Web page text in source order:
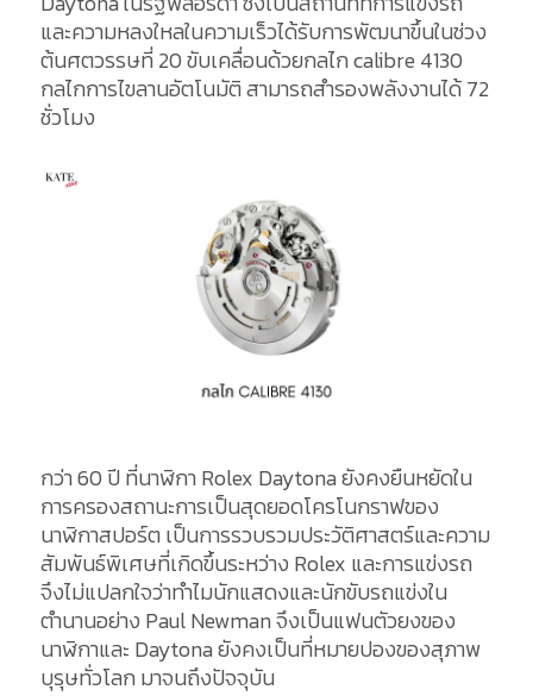
และความหลงใหลในความเร็วได้รับการพัฒนาขึ้นในช่วง
ต้นศตวรรษที่ 20 ขับเคลื่อนด้วยกลไก calibre 4130
กลไกการไขลานอัตโนมัติ สามารถสำรองพลังงานได้ 72
ชั่วโมง
กว่า 60 ปี ที่นาฬิกา Rolex Daytona ยังคงยืนหยัดใน
การครองสถานะการเป็นสุดยอดโครโนกราฟของ
นาฬิกาสปอร์ต เป็นการรวบรวมประวัติศาสตร์และความ
สัมพันธ์พิเศษที่เกิดขึ้นระหว่าง Rolex และการแข่งรถ
จึงไม่แปลกใจว่าทำไมนักแสดงและนักขับรถแข่งใน
ตำนานอย่าง Paul Newman จึงเป็นแฟนตัวยงของ
นาฬิกาและ Daytona ยังคงเป็นที่หมายปองของสุภาพ
บุรุษทั่วโลก มาจนถึงปัจจุบัน